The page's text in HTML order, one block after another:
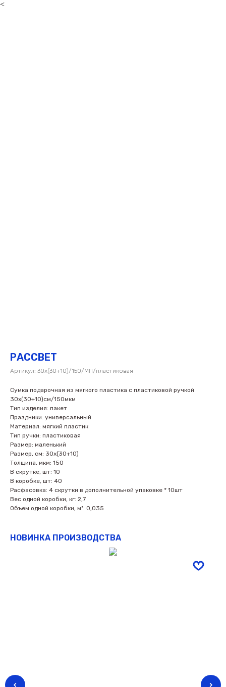
<
РАССВЕТ
Артикул: 30х(30+10)/150/МП/пластиковая
Сумка подарочная из мягкого пластика с пластиковой ручкой
30х(30+10)см/150мкм
Тип изделия: пакет
Праздники: универсальный
Материал: мягкий пластик
Тип ручки: пластиковая
Размер: маленький
Размер, см: 30х(30+10)
Толщина, мкм: 150
В скрутке, шт: 10
В коробке, шт: 40
Расфасовка: 4 скрутки в дополнительной упаковке * 10шт
Вес одной коробки, кг: 2,7
Объем одной коробки, м³: 0,035
НОВИНКА ПРОИЗВОДСТВА